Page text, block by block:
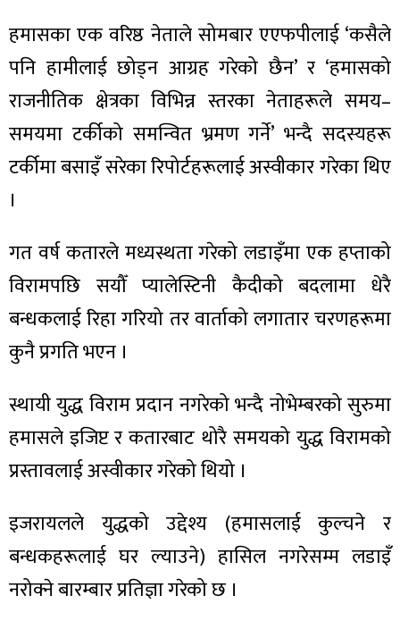
हमासका एक वरिष्ठ नेताले सोमबार एएफपीलाई ‘कसैले
पनि हामीलाई छोड्न आग्रह गरेको छैन’ र ‘हमासको
राजनीतिक क्षेत्रका विभिन्न स्तरका नेताहरूले समय–
समयमा टर्कीको समन्वित भ्रमण गर्ने’ भन्दै सदस्यहरू
टर्कीमा बसाइँ सरेका रिपोर्टहरूलाई अस्वीकार गरेका थिए
।
गत वर्ष कतारले मध्यस्थता गरेको लडाइँमा एक हप्ताको
विरामपछि सयौँ प्यालेस्टिनी कैदीको बदलामा धेरै
बन्धकलाई रिहा गरियो तर वार्ताको लगातार चरणहरूमा
कुनै प्रगति भएन ।
स्थायी युद्ध विराम प्रदान नगरेको भन्दै नोभेम्बरको सुरुमा
हमासले इजिप्ट र कतारबाट थोरै समयको युद्ध विरामको
प्रस्तावलाई अस्वीकार गरेको थियो ।
इजरायलले युद्धको उद्देश्य (हमासलाई कुल्चने र
बन्धकहरूलाई घर ल्याउने) हासिल नगरेसम्म लडाइँ
नरोक्ने बारम्बार प्रतिज्ञा गरेको छ ।